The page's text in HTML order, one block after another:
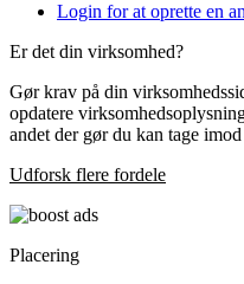
Login for at oprette en
Er det din virksomhed?
Gør krav på din
opdatere
andet der gør du kan tage
Udforsk flere fordele
Placering